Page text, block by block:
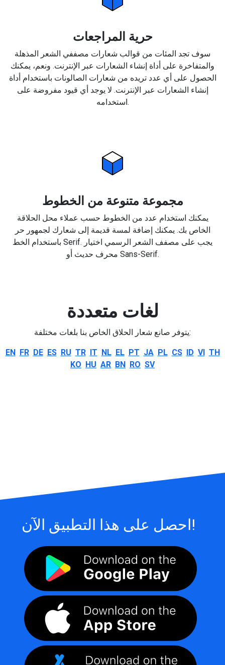
حرية المراجعات
سوف تجد المئات من قوالب شعارات مصففي الشعر المذهلة
والمتفاخرة على أداة إنشاء الشعارات عبر الإنترنت. ونعم، يمكنك
الحصول على أي عدد تريده من شعارات الصالونات باستخدام أداة
إنشاء الشعارات عبر الإنترنت. لا يوجد أي قيود مفروضة على
استخدامه.
مجموعة متنوعة من الخطوط
يمكنك استخدام عدد من الخطوط حسب عملاء محل الحلاقة
الخاص بك. يمكنك إضافة لمسة قديمة إلى شعارك لجمهور حر
باستخدام الخط Serif. يجب على مصفف الشعر الرسمي اختيار
محرف حديث أو Sans-Serif.
لغات متعددة
يتوفر صانع شعار الحلاق الخاص بنا بلغات مختلفة:
EN FR DE ES RU TR IT NL EL PT JA PL CS ID VI TH
KO HU AR BN RO SV
احصل على هذا التطبيق الآن!